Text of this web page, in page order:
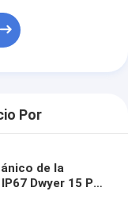
Por
de la
Dwyer 15 PSI